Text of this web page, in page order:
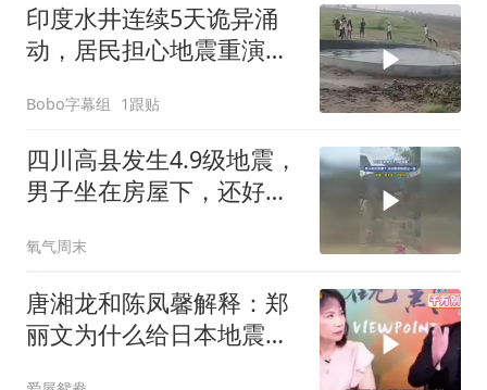
印度水井连续5天诡异涌
动，居民担心地震重演：
Bobo字幕组 1跟贴
四川高县发生4.9级地震，
男子坐在房屋下，还好跑
氧气周末
唐湘龙和陈凤馨解释：郑
丽文为什么给日本地震捐